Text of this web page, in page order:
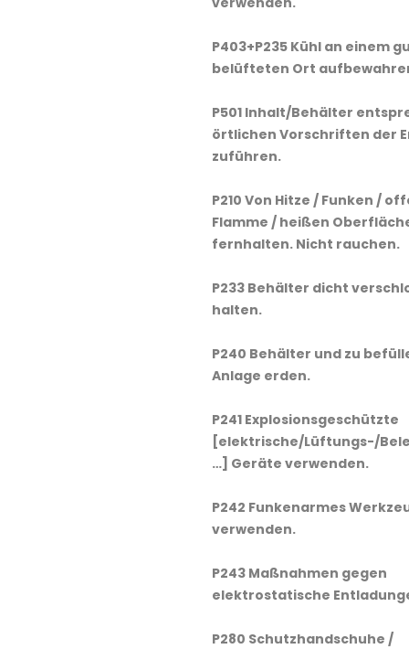
P403+P235 Kühl an einem
belüfteten Ort
P501 Inhalt/Behälter
örtlichen Vorschriften der
zuführen.
P210 Von Hitze / Funken /
Flamme / heißen
fernhalten. Nicht rauchen.
P233 Behälter dicht
halten.
P240 Behälter und zu
Anlage erden.
P241 Explosionsgeschützte
[elektrische/Lüftungs-/
…] Geräte verwenden.
P242 Funkenarmes
verwenden.
P243 Maßnahmen gegen
elektrostatische
P280 Schutzhandschuhe /